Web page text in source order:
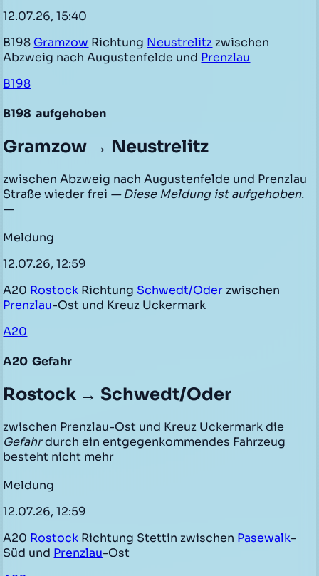
12.07.26, 15:40
B198 Gramzow Richtung Neustrelitz zwischen
Abzweig nach Augustenfelde und Prenzlau
B198
B198 aufgehoben
Gramzow → Neustrelitz
zwischen Abzweig nach Augustenfelde und Prenzlau
Straße wieder frei — Diese Meldung ist aufgehoben.
—
Meldung
12.07.26, 12:59
A20 Rostock Richtung Schwedt/Oder zwischen
Prenzlau-Ost und Kreuz Uckermark
A20
A20 Gefahr
Rostock → Schwedt/Oder
zwischen Prenzlau-Ost und Kreuz Uckermark die
Gefahrdurch ein entgegenkommendes Fahrzeug
besteht nicht mehr
Meldung
12.07.26, 12:59
A20 Rostock Richtung Stettin zwischen Pasewalk-
Süd und Prenzlau-Ost